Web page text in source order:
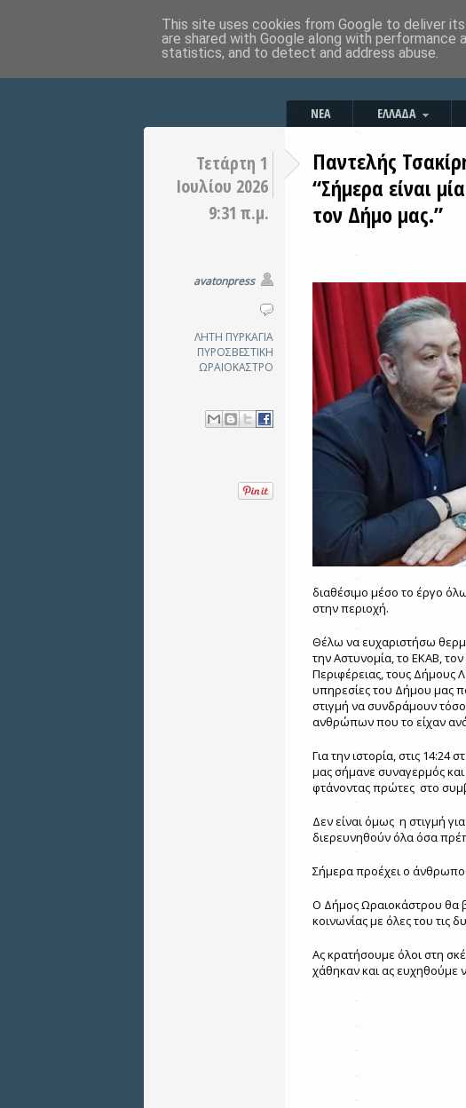
ΝΕΑ ΕΛΛΑΔΑ
Τετάρτη 1
Ιουλίου 2026
9:31 π.μ.
avatonpress
ΛΗΤΗ ΠΥΡΚΑΓΙΑ
ΠΥΡΟΣΒΕΣΤΙΚΗ
ΩΡΑΙΟΚΑΣΤΡΟ
Παντελής
“Σήμερα είναι
τον Δήμο μας.”
διαθέσιμο μέσο το έργο
στην περιοχή.
Θέλω να ευχαριστήσω
την Αστυνομία, το ΕΚΑΒ,
Περιφέρειας, τους Δήμους
υπηρεσίες του Δήμου μας
στιγμή να συνδράμουν
ανθρώπων που το είχαν
Για την ιστορία, στις 14:24
μας σήμανε συναγερμός
φτάνοντας πρώτες στο
Δεν είναι όμως η στιγμή
διερευνηθούν όλα όσα
Σήμερα προέχει ο
Ο Δήμος Ωραιοκάστρου θα
κοινωνίας με όλες του τις
Ας κρατήσουμε όλοι στη
χάθηκαν και ας ευχηθούμε
This site uses cookies from Google to deliver
are shared with Google along with
statistics, and to detect and address abuse.